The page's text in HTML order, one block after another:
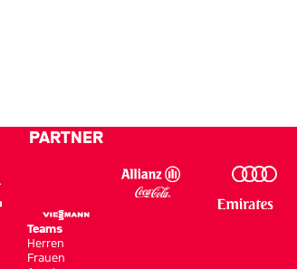
PARTNER
Teams
Herren
Frauen